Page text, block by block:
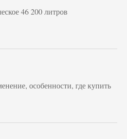
46 200 литров
особенности, где купить